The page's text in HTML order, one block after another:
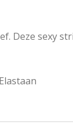
Deze sexy